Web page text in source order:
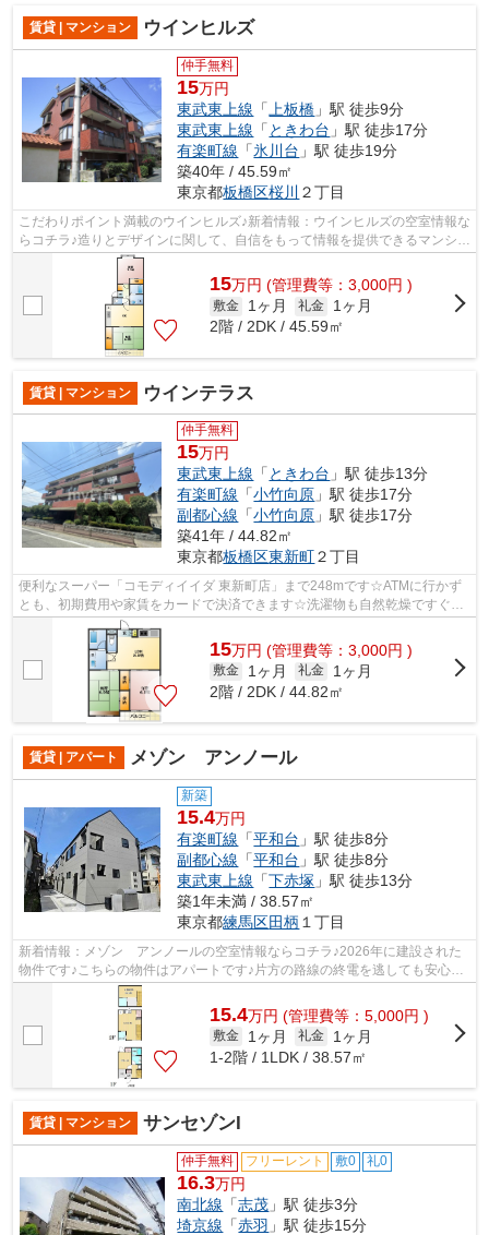
賃貸 | マンション ウインヒルズ
仲手無料
15万円
東武東上線 「 上板橋 」駅 徒歩9分
東武東上線 「 ときわ台 」駅 徒歩17分
有楽町線 「氷川台 」駅 徒歩19分
築40年 / 45.59㎡
東京都板橋区桜川 ２丁目
こだわりポイント満載のウインヒルズ♪新着情報：ウインヒルズの空室情報な
らコチラ♪造りとデザインに関して、自信をもって情報を提供できるマンショ
ンです♪風通しが良く、熱がこもりに...
15万円 (管理費等：3,000円 )
敷金 1ヶ月 礼金
1ヶ月
2階 / 2DK / 45.59㎡
賃貸 | マンション ウインテラス
仲手無料
15万円
東武東上線 「 ときわ台 」駅 徒歩13分
有楽町線 「小竹向原 」駅 徒歩17分
副都心線 「小竹向原 」駅 徒歩17分
築41年 / 44.82㎡
東京都板橋区東新町２丁目
便利なスーパー「コモディイイダ 東新町店」まで248mです☆ATMに行かず
とも、初期費用や家賃をカードで決済できます☆洗濯物も自然乾燥ですぐ乾
く通風良好な間取りのマンション☆2路線利...
15万円 (管理費等：3,000円 )
敷金 1ヶ月 礼金
1ヶ月
2階 / 2DK / 44.82㎡
賃貸 | アパート メゾン アンノール
新築
15.4万円
有楽町線 「平和台 」駅 徒歩8分
副都心線 「平和台 」駅 徒歩8分
東武東上線 「下赤塚 」駅 徒歩13分
築1年未満 / 38.57㎡
東京都練馬区田柄 １丁目
新着情報：メゾン アンノールの空室情報ならコチラ♪2026年に建設された
物件です♪こちらの物件はアパートです♪片方の路線の終電を逃しても安心な
2路線利用可物件です♪こちらの物件では...
15.4万円 (管理費等：5,000円 )
敷金 1ヶ月 礼金
1ヶ月
1-2階 / 1LDK / 38.57㎡
賃貸 | マンション サンセゾンI
仲手無料 フリーレント 敷0 礼0
16.3万円
南北線 「志茂 」駅 徒歩3分
埼京線 「赤羽 」駅 徒歩15分